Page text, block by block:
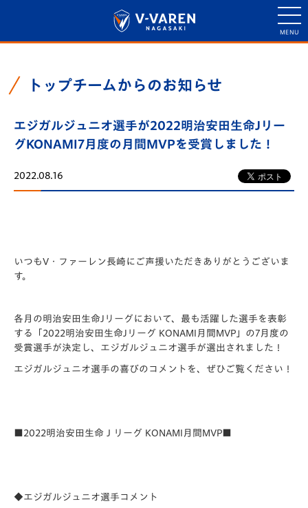
トップチームからのお知らせ
エジガルジュニオ選手が2022明治安田生命Jリー
グKONAMI7月度の月間MVPを受賞しました！
2022.08.16
いつもV・ファーレン長崎にご声援いただきありがとうございま
す。
各月の明治安田生命Jリーグにおいて、最も活躍した選手を表彰
する「2022明治安田生命Jリーグ KONAMI月間MVP」の7月度の
受賞選手が決定し、エジガルジュニオ選手が選出されました！
エジガルジュニオ選手の喜びのコメントを、ぜひご覧ください！
■2022明治安田生命Ｊリーグ KONAMI月間MVP■
◆エジガルジュニオ選手コメント